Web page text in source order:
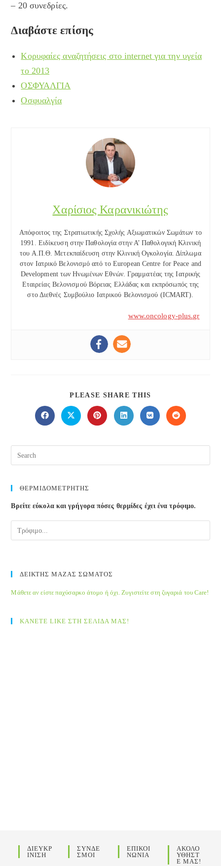
– 20 συνεδρίες.
Διαβάστε επίσης
Κορυφαίες αναζητήσεις στο internet για την υγεία
το 2013
ΟΣΦΥΑΛΓΙΑ
Οσφυαλγία
Χαρίσιος Καρανικιώτης
Απόφοιτος της Στρατιωτικής Σχολής Αξιωματικών Σωμάτων το
1991. Ειδίκευση στην Παθολογία στην Α’ Παθολογική Κλινική
του Α.Π.Θ. Μετεκπαίδευση στην Κλινική Ογκολογία. Δίπλωμα
στον Ιατρικό Βελονισμό από το European Centre for Peace and
Development των Ηνωμένων Εθνών. Γραμματέας της Ιατρικής
Εταιρείας Βελονισμού Βόρειας Ελλάδας και εκπρόσωπός της
στο Διεθνές Συμβούλιο Ιατρικού Βελονισμού (ICMART).
www.oncology-plus.gr
PLEASE SHARE THIS
THIS
CONTENT
Opens
in
window
Opens
in
window
Opens
in
window
Opens
in
window
Opens
in
window
Opens
in
window
ΘΕΡΜΙΔΟΜΕΤΡΗΤΗΣ
Βρείτε εύκολα και γρήγορα πόσες θερμίδες έχει ένα τρόφιμο.
ΔΕΙΚΤΗΣ ΜΑΖΑΣ ΣΩΜΑΤΟΣ
Μάθετε αν είστε παχύσαρκο άτομο ή όχι. Ζυγιστείτε στη ζυγαριά του Care!
ΚΑΝΕΤΕ LIKE ΣΤΗ ΣΕΛΙΔΑ ΜΑΣ!
ΔΙΕΥΚΡ
ΙΝΙΣΗ
ΣΥΝΔΕ
ΣΜΟΙ
ΕΠΙΚΟΙ
ΝΩΝΙΑ
ΑΚΟΛΟ
ΥΘΗΣΤ
Ε ΜΑΣ!